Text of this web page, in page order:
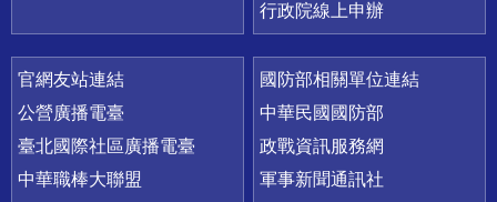
行政院線上申辦
官網友站連結
公營廣播電臺
臺北國際社區廣播電臺
中華職棒大聯盟
國防部相關單位連結
中華民國國防部
政戰資訊服務網
軍事新聞通訊社